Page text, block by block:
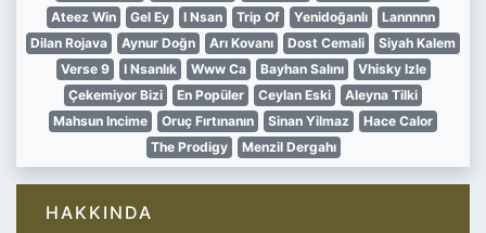
Ateez Win
Gel Ey I Nsan Trip Of Yenidoğanlı
Lannnnn
Dilan Rojava
Aynur Doğn Arı Kovanı Dost Cemali
Siyah Kalem
Verse 9
I Nsanlık Www Ca Bayhan Salını
Vhisky Izle
Çekemiyor Bizi
En Popüler Ceylan Eski
Aleyna Tilki
Mahsun Incime
Oruç Fırtınanın Sinan Yilmaz
Hace Calor
The Prodigy
Menzil Dergahı
HAKKINDA